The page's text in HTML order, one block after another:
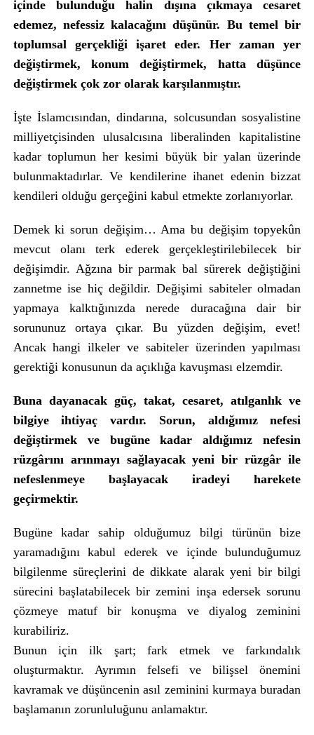
içinde bulunduğu halin dışına çıkmaya cesaret
edemez, nefessiz kalacağını düşünür. Bu temel bir
toplumsal gerçekliği işaret eder. Her zaman yer
değiştirmek, konum değiştirmek, hatta düşünce
değiştirmek çok zor olarak karşılanmıştır.
İşte İslamcısından, dindarına, solcusundan sosyalistine
milliyetçisinden ulusalcısına liberalinden kapitalistine
kadar toplumun her kesimi büyük bir yalan üzerinde
bulunmaktadırlar. Ve kendilerine ihanet edenin bizzat
kendileri olduğu gerçeğini kabul etmekte zorlanıyorlar.
Demek ki sorun değişim… Ama bu değişim topyekûn
mevcut olanı terk ederek gerçekleştirilebilecek bir
değişimdir. Ağzına bir parmak bal sürerek değiştiğini
zannetme ise hiç değildir. Değişimi sabiteler olmadan
yapmaya kalktığınızda nerede duracağına dair bir
sorununuz ortaya çıkar. Bu yüzden değişim, evet!
Ancak hangi ilkeler ve sabiteler üzerinden yapılması
gerektiği konusunun da açıklığa kavuşması elzemdir.
Buna dayanacak güç, takat, cesaret, atılganlık ve
bilgiye ihtiyaç vardır. Sorun, aldığımız nefesi
değiştirmek ve bugüne kadar aldığımız nefesin
rüzgârını arınmayı sağlayacak yeni bir rüzgâr ile
nefeslenmeye başlayacak iradeyi harekete
geçirmektir.
Bugüne kadar sahip olduğumuz bilgi türünün bize
yaramadığını kabul ederek ve içinde bulunduğumuz
bilgilenme süreçlerini de dikkate alarak yeni bir bilgi
sürecini başlatabilecek bir zemini inşa edersek sorunu
çözmeye matuf bir konuşma ve diyalog zeminini
kurabiliriz.
Bunun için ilk şart; fark etmek ve farkındalık
oluşturmaktır. Ayrımın felsefi ve bilişsel önemini
kavramak ve düşüncenin asıl zeminini kurmaya buradan
başlamanın zorunluluğunu anlamaktır.